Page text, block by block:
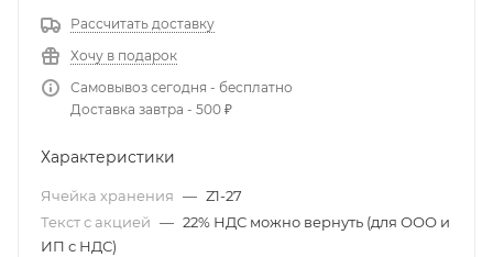
Рассчитать доставку
Хочу в подарок
Самовывоз сегодня - бесплатно
Доставка завтра - 500 ₽
Характеристики
Ячейка хранения — Z1-27
Текст с акцией — 22% НДС можно вернуть (для ООО и
ИП с НДС)